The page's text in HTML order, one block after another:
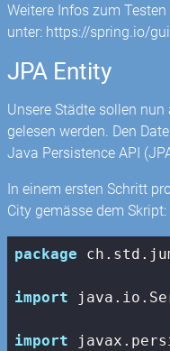
Weitere Infos zum
unter: https://spring.io/
JPA Entity
Unsere Städte sollen
gelesen werden. Den
Java Persistence API
In einem ersten Schritt
City gemässe dem Skript:
package
import
import